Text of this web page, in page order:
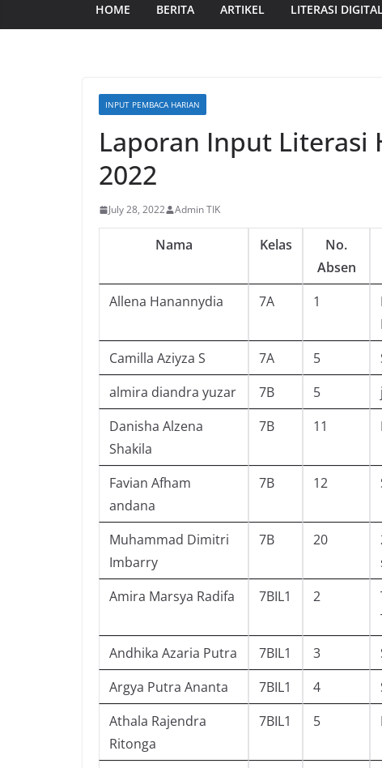
HOME BERITA ARTIKEL LITERASI
INPUT PEMBACA HARIAN
Laporan Input Literasi
2022
July 28, 2022 Admin TIK
Nama Kelas
No.
Absen
Allena Hanannydia
7A 1
Camilla Aziyza S 7A 5
almira diandra yuzar
7B 5
Danisha Alzena
Shakila
7B 11
Favian Afham
andana
7B 12
Muhammad Dimitri
Imbarry
7B 20
Amira Marsya Radifa 7BIL1 2
Andhika Azaria Putra 7BIL1 3
Argya Putra Ananta
7BIL1 4
Athala Rajendra
Ritonga
7BIL1 5